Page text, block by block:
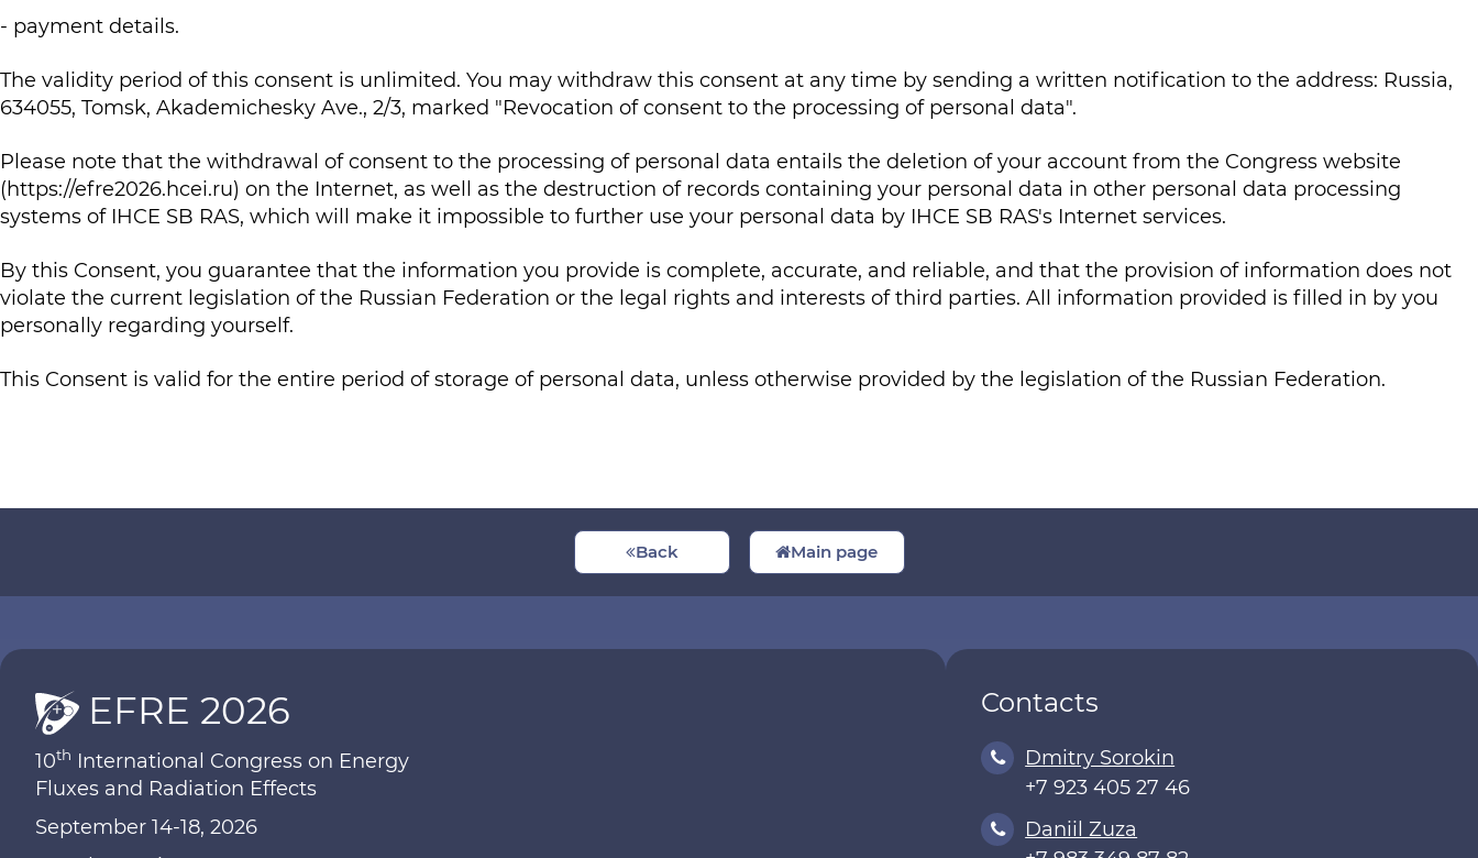
- payment details.
The validity period of this consent is unlimited. You may withdraw this consent at any time by sending a written notification to the address: Russia,
634055, Tomsk, Akademichesky Ave., 2/3, marked "Revocation of consent to the processing of personal data".
Please note that the withdrawal of consent to the processing of personal data entails the deletion of your account from the Congress website
(https://efre2026.hcei.ru) on the Internet, as well as the destruction of records containing your personal data in other personal data processing
systems of IHCE SB RAS, which will make it impossible to further use your personal data by IHCE SB RAS's Internet services.
By this Consent, you guarantee that the information you provide is complete, accurate, and reliable, and that the provision of information does not
violate the current legislation of the Russian Federation or the legal rights and interests of third parties. All information provided is filled in by you
personally regarding yourself.
This Consent is valid for the entire period of storage of personal data, unless otherwise provided by the legislation of the Russian Federation.
Back Main page
EFRE 2026
10th International Congress on Energy
Fluxes and Radiation Effects
September 14-18, 2026
Contacts
Dmitry Sorokin
+7 923 405 27 46
Daniil Zuza